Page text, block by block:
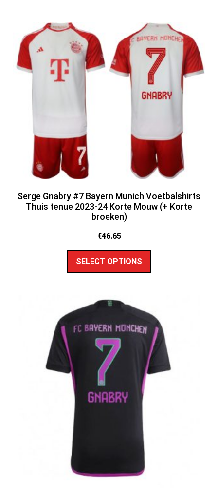
Serge Gnabry #7 Bayern Munich Voetbalshirts
Thuis tenue 2023-24 Korte Mouw (+ Korte
broeken)
€46.65
SELECT OPTIONS